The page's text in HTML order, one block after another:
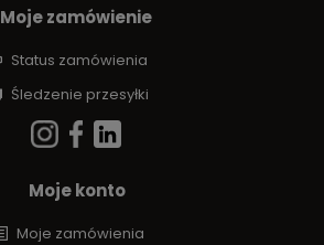
Moje zamówienie
Status zamówienia
Śledzenie przesyłki
Moje konto
Moje zamówienia